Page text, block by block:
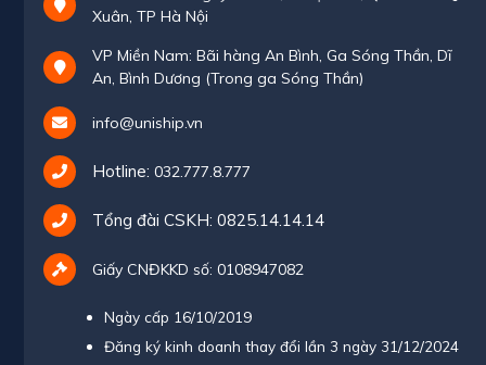
Xuân, TP Hà Nội
VP Miền Nam: Bãi hàng An Bình, Ga Sóng Thần, Dĩ
An, Bình Dương (Trong ga Sóng Thần)
info@uniship.vn
Hotline: 032.777.8.777
Tổng đài CSKH: 0825.14.14.14
Giấy CNĐKKD số: 0108947082
Ngày cấp 16/10/2019
Đăng ký kinh doanh thay đổi lần 3 ngày 31/12/2024